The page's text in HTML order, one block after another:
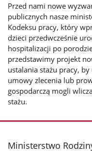
Przed nami nowe
publicznych nasze
Kodeksu pracy, który
dzieci przedwcześnie
hospitalizacji po
przedstawimy projekt
ustalania stażu pracy,
umowy zlecenia lub
gospodarczą mogli
stażu.
stopka
Ministerstwo